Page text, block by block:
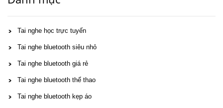
Tai nghe học trực tuyến
Tai nghe bluetooth siêu nhỏ
Tai nghe bluetooth giá rẻ
Tai nghe bluetooth thể thao
Tai nghe bluetooth kẹp áo